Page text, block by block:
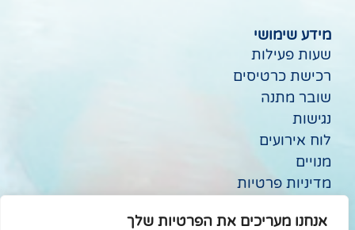
אנחנו מעריכים את הפרטיות שלך
מידע שימושי
שעות פעילות
רכישת כרטיסים
שובר מתנה
נגישות
לוח אירועים
מנויים
מדיניות פרטיות
תנאי שימוש